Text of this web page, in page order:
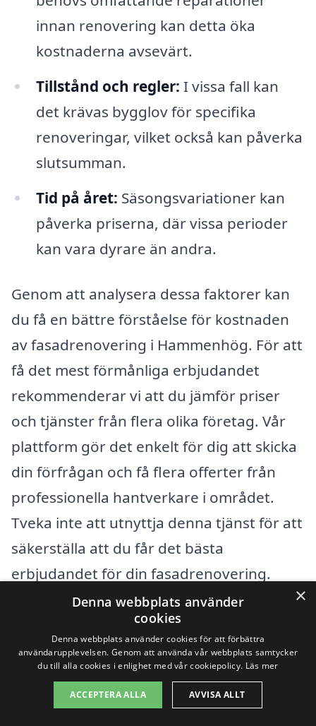
innan renovering kan detta öka
kostnaderna avsevärt.
Tillstånd och regler: I vissa fall kan
det krävas bygglov för specifika
renoveringar, vilket också kan påverka
slutsumman.
Tid på året: Säsongsvariationer kan
påverka priserna, där vissa perioder
kan vara dyrare än andra.
Genom att analysera dessa faktorer kan
du få en bättre förståelse för kostnaden
av fasadrenovering i Hammenhög. För att
få det mest förmånliga erbjudandet
rekommenderar vi att du jämför priser
och tjänster från flera olika företag. Vår
plattform gör det enkelt för dig att skicka
din förfrågan och få flera offerter från
professionella hantverkare i området.
Tveka inte att utnyttja denna tjänst för att
säkerställa att du får det bästa
erbjudandet för din fasadrenovering.
Få 3 erbjudanden, gratis och utan
förpliktelser
×
Denna webbplats använder
cookies
Denna webbplats använder cookies för att förbättra
användarupplevelsen. Genom att använda vår webbplats samtycker
du till alla cookies i enlighet med vår cookiepolicy. Läs mer
ACCEPTERA ALLA AVVISA ALLT